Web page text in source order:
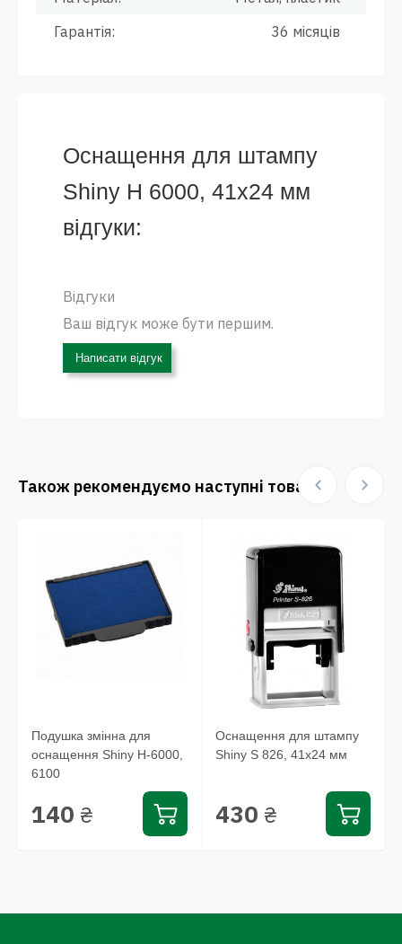
Гарантія:
36 місяців
Оснащення для штампу
Shiny Н 6000, 41х24 мм
відгуки:
Відгуки
Ваш відгук може бути першим.
Написати відгук
Також рекомендуємо наступні товари:
Подушка змінна для
оснащення Shiny H-6000,
6100
140 ₴
Оснащення для штампу
Shiny S 826, 41х24 мм
430 ₴